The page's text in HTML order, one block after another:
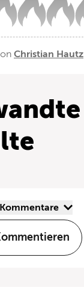
Christian Hautz
0 Kommentare